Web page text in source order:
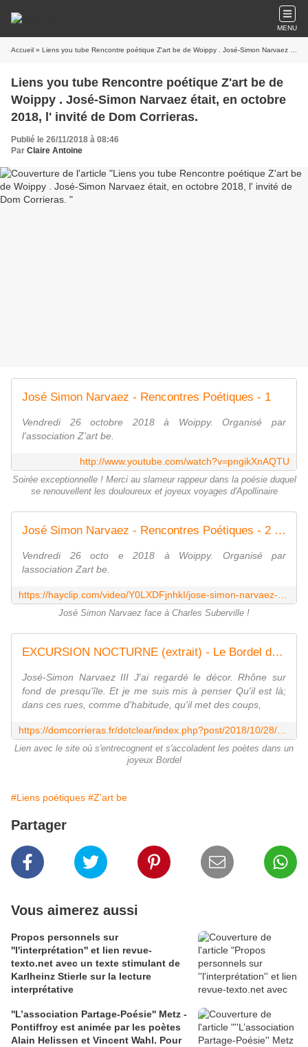
MENU
Accueil » Liens you tube Rencontre poétique Z'art be de Woippy . José-Simon Narvaez était, en octobre 2018, l' invité de Dom Corrieras.
Liens you tube Rencontre poétique Z'art be de
Woippy . José-Simon Narvaez était, en octobre
2018, l' invité de Dom Corrieras.
Publié le 26/11/2018 à 08:46
Par Claire Antoine
José Simon Narvaez - Rencontres Poétiques - 1
Vendredi 26 octobre 2018 à Woippy. Organisé par
l'association Z'art be.
http://www.youtube.com/watch?v=pngikXnAQTU
Soirée exceptionnelle ! Merci au slameur rappeur dans la poésie duquel
se renouvellent les douloureux et joyeux voyages d'Apollinaire
José Simon Narvaez - Rencontres Poétiques - 2 - Video Hot nhất mạng xã hội - HayClip.Com
Vendredi 26 octo e 2018 à Woippy. Organisé par
lassociation Zart be.
José Simon Narvaez face à Charles Suberville !
EXCURSION NOCTURNE (extrait) - Le Bordel des poètes
José-Simon Narvaez III J'ai regardé le décor. Rhône sur
fond de presqu'île. Et je me suis mis à penser Qu'il est là;
dans ces rues, comme d'habitude, qu'il met des coups,
Lien avec le site où s'entrecognent et s'accoladent les poètes dans un
joyeux Bordel
#Liens poétiques #Z'art be
Partager
Vous aimerez aussi
Propos personnels sur
''l'interprétation'' et lien revue-
texto.net avec un texte stimulant de
Karlheinz Stierle sur la lecture
interprétative
''L’association Partage-Poésie'' Metz -
Pontiffroy est animée par les poètes
Alain Helissen et Vincent Wahl. Pour